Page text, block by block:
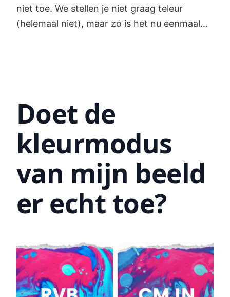
niet toe. We stellen je niet graag teleur
(helemaal niet), maar zo is het nu eenmaal...
Doet de
kleurmodus
van mijn beeld
er echt toe?